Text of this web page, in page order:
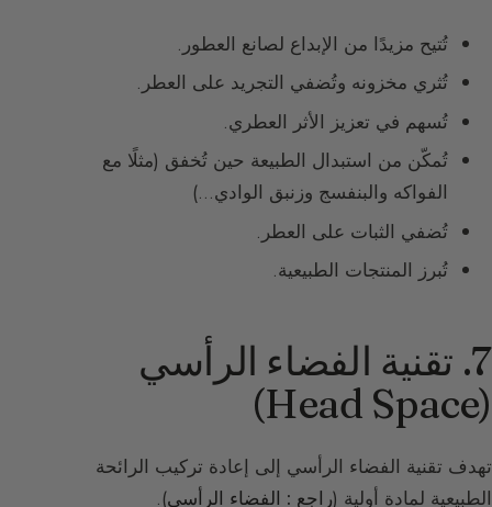
تُتيح مزيدًا من الإبداع لصانع العطور.
تُثري مخزونه وتُضفي التجريد على العطر.
تُسهم في تعزيز الأثر العطري.
تُمكّن من استبدال الطبيعة حين تُخفق (مثلًا مع
الفواكه والبنفسج وزنبق الوادي…)
تُضفي الثبات على العطر.
تُبرز المنتجات الطبيعية.
7. تقنية الفضاء الرأسي
(Head Space)
تهدف تقنية الفضاء الرأسي إلى إعادة تركيب الرائحة
الطبيعية لمادة أولية (راجع : الفضاء الرأسي).